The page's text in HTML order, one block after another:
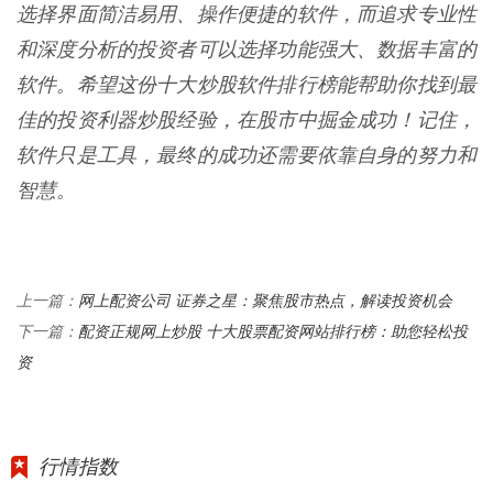
选择界面简洁易用、操作便捷的软件，而追求专业性
和深度分析的投资者可以选择功能强大、数据丰富的
软件。希望这份十大炒股软件排行榜能帮助你找到最
佳的投资利器炒股经验，在股市中掘金成功！记住，
软件只是工具，最终的成功还需要依靠自身的努力和
智慧。
上一篇： 网上配资公司 证券之星：聚焦股市热点，解读投资机会
下一篇： 配资正规网上炒股 十大股票配资网站排行榜：助您轻松投
资
行情指数